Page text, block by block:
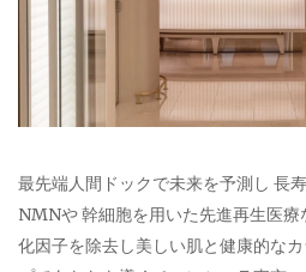
最先端人間ドックで未来を予測し 長
NMNや 幹細胞を用いた先進再生医療
化因子を除去し美しい肌と健康的な